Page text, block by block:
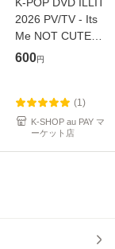
2026 PV/TV - Its
Me NOT CUTE
ANYMORE
Chocolate Cherish
Tick-Tack Cherish
Magnetic -
600円
(1)
K-SHOP au PAY マ
ーケット店